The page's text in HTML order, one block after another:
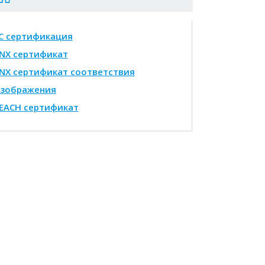
сертификация
сертификат
сертификат соответствия
сертификат